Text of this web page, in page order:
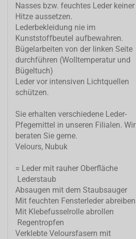
Nasses bzw. feuchtes Leder keiner
Hitze aussetzen.
Lederbekleidung nie im
Kunststoffbeutel aufbewahren.
Bügelarbeiten von der linken Seite
durchführen (Wolltemperatur und
Bügeltuch)
Leder vor intensiven Lichtquellen
schützen.
Sie erhalten verschiedene Leder-
Pfegemittel in unseren Filialen. Wir
beraten Sie gerne.
Velours, Nubuk
= Leder mit rauher Oberfläche
Lederstaub
Absaugen mit dem Staubsauger
Mit feuchten Fensterleder abreiben
Mit Klebefusselrolle abrollen
Regentropfen
Verklebte Veloursfasern mit